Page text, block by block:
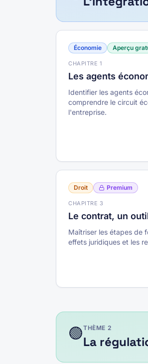
Économie Aperçu
CHAPITRE 1
Les agents
Identifier les agents
comprendre le circuit
l'entreprise.
Droit Premium
CHAPITRE 3
Le contrat, un
Maîtriser les étapes de
effets juridiques et les
🟢THÈME 2
La